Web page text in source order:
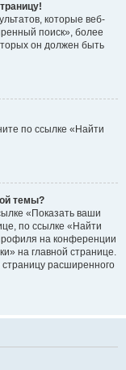
которые веб-
поиск», более
он должен быть
по ссылке «Найти
темы?
«Показать ваши
по ссылке «Найти
на конференции
на главной странице.
расширенного